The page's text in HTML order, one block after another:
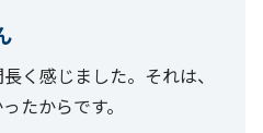
く感じました。それは、
たからです。